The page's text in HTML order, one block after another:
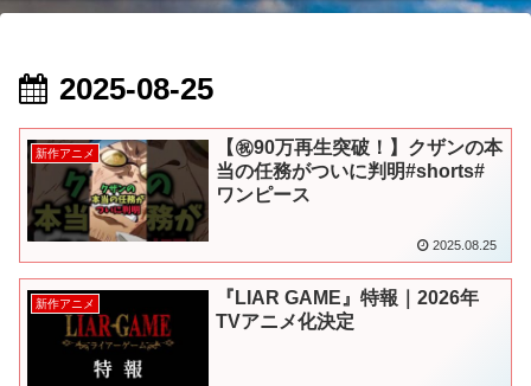
2025-08-25
新作アニメ
【㊗️90万再生突破！】クザンの本
当の任務がついに判明#shorts#
ワンピース
2025.08.25
新作アニメ
『LIAR GAME』特報｜2026年
TVアニメ化決定